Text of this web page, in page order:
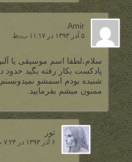
Amir
۵ آذر ۱۳۹۳ در ۱۱:۱۷ ب٫ظ
شنیده بودم اسمشو نمیدونستم
ممنون میشم بفرمایید.
تور
۶ آذر ۱۳۹۳ در ۷:۲۴ ب٫ظ